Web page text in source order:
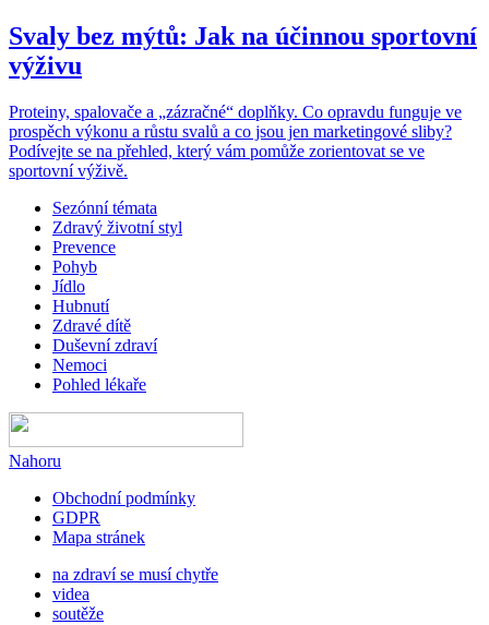
Svaly bez mýtů: Jak na účinnou sportovní
výživu
Proteiny, spalovače a „zázračné“ doplňky. Co opravdu funguje ve
prospěch výkonu a růstu svalů a co jsou jen marketingové sliby?
Podívejte se na přehled, který vám pomůže zorientovat se ve
sportovní výživě.
Sezónní témata
Zdravý životní styl
Prevence
Pohyb
Jídlo
Hubnutí
Zdravé dítě
Duševní zdraví
Nemoci
Pohled lékaře
Nahoru
Obchodní podmínky
GDPR
Mapa stránek
na zdraví se musí chytře
videa
soutěže